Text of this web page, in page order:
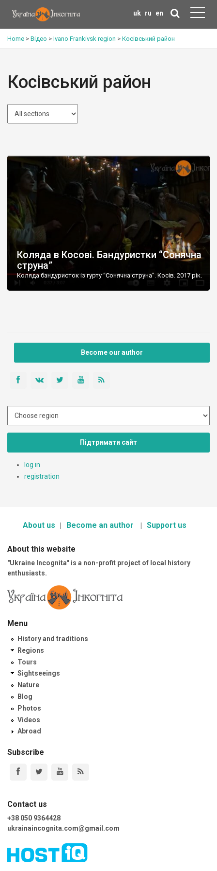
uk ru en
Home > Відео > Ivano Frankivsk region > Косівський район
Косівський район
Коляда в Косові. Бандуристки “Сонячна
струна”
Коляда бандуристок із гурту “Сонячна струна”. Косів. 2017 рік.
Become our author
Підтримати сайт
log in
registration
About us Become an author Support us
About this website
"Ukraine Incognita" is a non-profit project of local history
enthusiasts.
Menu
History and traditions
Regions
Tours
Sightseeings
Nature
Blog
Photos
Videos
Abroad
Subscribe
Contact us
+38 050 9364428
ukrainaincognita.com@gmail.com